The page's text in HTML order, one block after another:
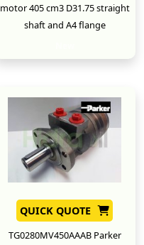
motor 405 cm3 D31.75 straight
shaft and A4 flange
QUICK QUOTE
TG0280MV450AAAB Parker